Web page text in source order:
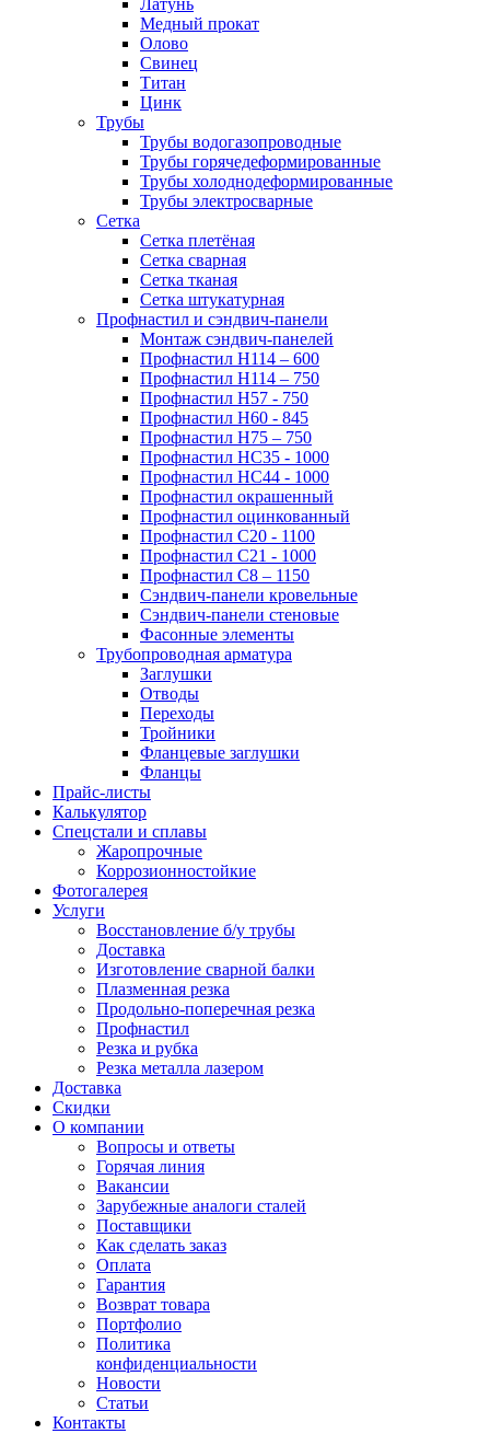
Латунь
Медный прокат
Олово
Свинец
Титан
Цинк
Трубы
Трубы водогазопроводные
Трубы горячедеформированные
Трубы холоднодеформированные
Трубы электросварные
Сетка
Сетка плетёная
Сетка сварная
Сетка тканая
Сетка штукатурная
Профнастил и сэндвич-панели
Монтаж сэндвич-панелей
Профнастил Н114 – 600
Профнастил Н114 – 750
Профнастил Н57 - 750
Профнастил Н60 - 845
Профнастил Н75 – 750
Профнастил НС35 - 1000
Профнастил НС44 - 1000
Профнастил окрашенный
Профнастил оцинкованный
Профнастил С20 - 1100
Профнастил С21 - 1000
Профнастил С8 – 1150
Сэндвич-панели кровельные
Сэндвич-панели стеновые
Фасонные элементы
Трубопроводная арматура
Заглушки
Отводы
Переходы
Тройники
Фланцевые заглушки
Фланцы
Прайс-листы
Калькулятор
Спецстали и сплавы
Жаропрочные
Коррозионностойкие
Фотогалерея
Услуги
Восстановление б/у трубы
Доставка
Изготовление сварной балки
Плазменная резка
Продольно-поперечная резка
Профнастил
Резка и рубка
Резка металла лазером
Доставка
Скидки
О компании
Вопросы и ответы
Горячая линия
Вакансии
Зарубежные аналоги сталей
Поставщики
Как сделать заказ
Оплата
Гарантия
Возврат товара
Портфолио
Политика
конфиденциальности
Новости
Статьи
Контакты